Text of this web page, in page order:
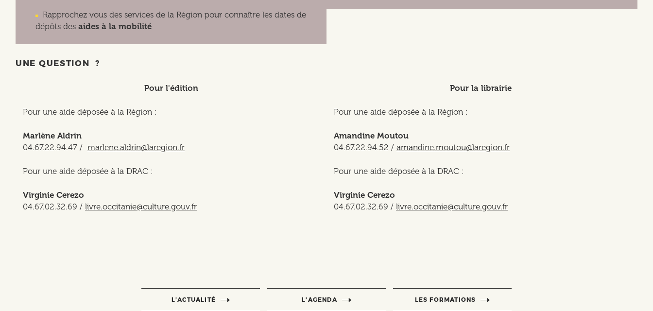
Rapprochez vous des services de la Région pour connaître les dates de
dépôts des aides à la mobilité
UNE QUESTION ?
Pour l'édition
Pour une aide déposée à la Région :
Marlène Aldrin
04.67.22.94.47 / marlene.aldrin@laregion.fr
Pour une aide déposée à la DRAC :
Virginie Cerezo
04.67.02.32.69 / livre.occitanie@culture.gouv.fr
Pour la librairie
Pour une aide déposée à la Région :
Amandine Moutou
04.67.22.94.52 / amandine.moutou@laregion.fr
Pour une aide déposée à la DRAC :
Virginie Cerezo
04.67.02.32.69 / livre.occitanie@culture.gouv.fr
L’ACTUALITÉ L’AGENDA LES FORMATIONS